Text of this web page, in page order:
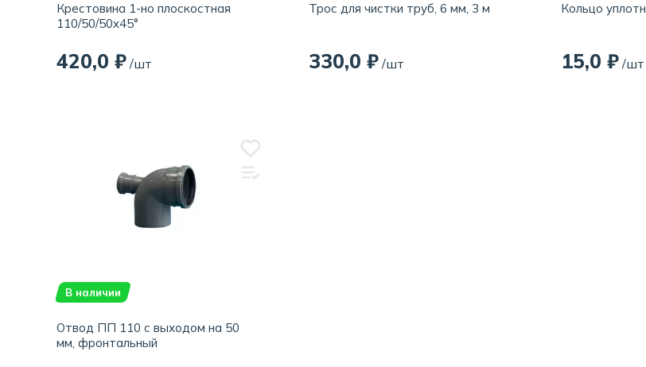
Крестовина 1-но плоскостная
110/50/50x45°
420,0 ₽ /шт
Трос для чистки труб, 6 мм, 3 м
330,0 ₽ /шт
Кольцо
15,0 ₽ /шт
В наличии
Отвод ПП 110 с выходом на 50
мм, фронтальный